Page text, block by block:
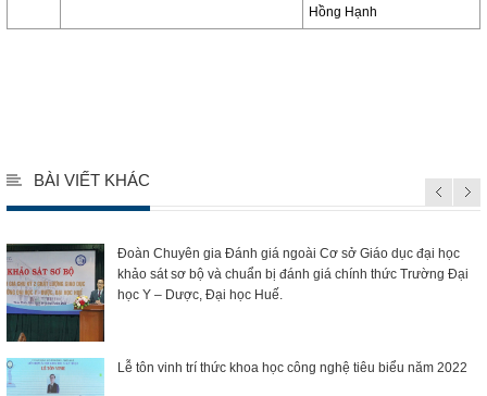
Hồng Hạnh
BÀI VIẾT KHÁC
Đoàn Chuyên gia Đánh giá ngoài Cơ sở Giáo dục đại học
khảo sát sơ bộ và chuẩn bị đánh giá chính thức Trường Đại
học Y – Dược, Đại học Huế.
Lễ tôn vinh trí thức khoa học công nghệ tiêu biểu năm 2022